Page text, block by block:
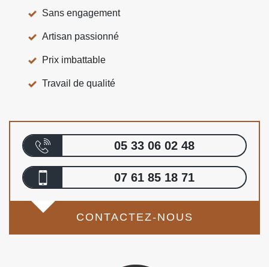
Sans engagement
Artisan passionné
Prix imbattable
Travail de qualité
05 33 06 02 48
07 61 85 18 71
CONTACTEZ-NOUS